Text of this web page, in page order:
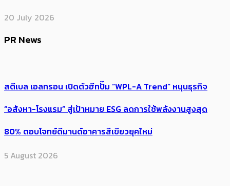
20 July 2026
PR News
สตีเบล เอลทรอน เปิดตัวฮีทปั๊ม “WPL-A Trend” หนุนธุรกิจ
“อสังหา-โรงแรม” สู่เป้าหมาย ESG ลดการใช้พลังงานสูงสุด
80% ตอบโจทย์ดีมานด์อาคารสีเขียวยุคใหม่
5 August 2026